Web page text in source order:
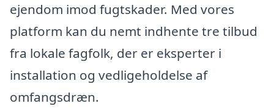
ejendom imod fugtskader. Med vores
platform kan du nemt indhente tre tilbud
fra lokale fagfolk, der er eksperter i
installation og vedligeholdelse af
omfangsdræn.